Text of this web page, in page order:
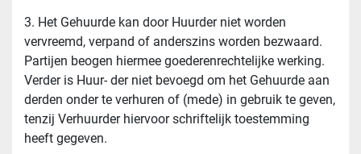
3. Het Gehuurde kan door Huurder niet worden
vervreemd, verpand of anderszins worden bezwaard.
Partijen beogen hiermee goederenrechtelijke werking.
Verder is Huur- der niet bevoegd om het Gehuurde aan
derden onder te verhuren of (mede) in gebruik te geven,
tenzij Verhuurder hiervoor schriftelijk toestemming
heeft gegeven.